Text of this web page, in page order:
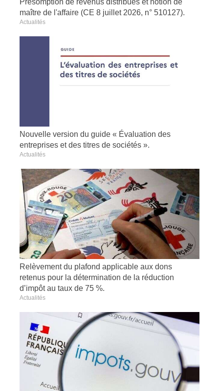
maître de l'affaire (CE 8 juillet 2026, n° 510127).
Actualités
Nouvelle version du guide « Évaluation des
entreprises et des titres de sociétés ».
Actualités
Relèvement du plafond applicable aux dons
retenus pour la détermination de la réduction
d’impôt au taux de 75 %.
Actualités